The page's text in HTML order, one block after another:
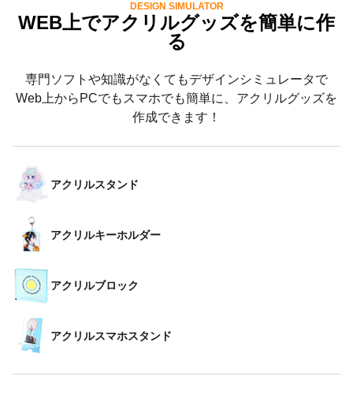
DESIGN SIMULATOR
WEB上でアクリルグッズを簡単に作
る
専門ソフトや知識がなくてもデザインシミュレータで
Web上からPCでもスマホでも簡単に、アクリルグッズを
作成できます！
アクリルスタンド
アクリルキーホルダー
アクリルブロック
アクリルスマホスタンド